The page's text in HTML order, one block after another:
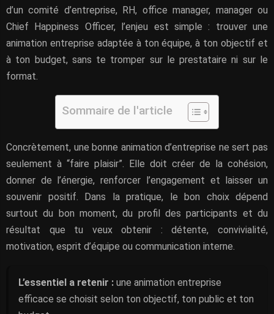
d’un comité d’entreprise, RH, office manager, manager ou
Chief Happiness Officer, l’enjeu est simple : trouver une
animation entreprise adaptée à ton équipe, à ton objectif et
à ton budget, sans te tromper sur le prestataire ni sur le
format.
Sommaire de l'article
Concrètement, une bonne animation d’entreprise ne sert pas
seulement à “faire plaisir”. Elle doit créer de la cohésion,
donner de l’énergie, renforcer l’engagement et laisser un
souvenir positif. Dans la pratique, le bon choix dépend
surtout du bon moment, du profil des participants et du
résultat que tu veux obtenir : détente, convivialité,
motivation, esprit d’équipe ou communication interne.
L’essentiel a retenir : une animation entreprise
efficace se choisit selon ton objectif, ton public et ton